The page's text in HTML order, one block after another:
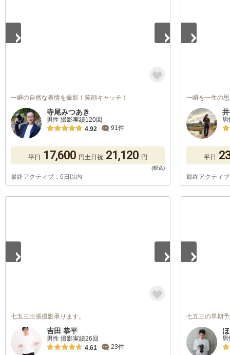
一瞬の自然な表情を撮影！笑顔キャッチ！
寺尾みつあき
男性 撮影実績120回
4.92
91件
平日 17,600 円土日祝 21,120 円
最終アクティブ：6日以内
一瞬を一生の
平日
最終アクティ
七五三出張撮影承ります。
吉田 恭平
男性 撮影実績26回
4.61
23件
七五三の早期